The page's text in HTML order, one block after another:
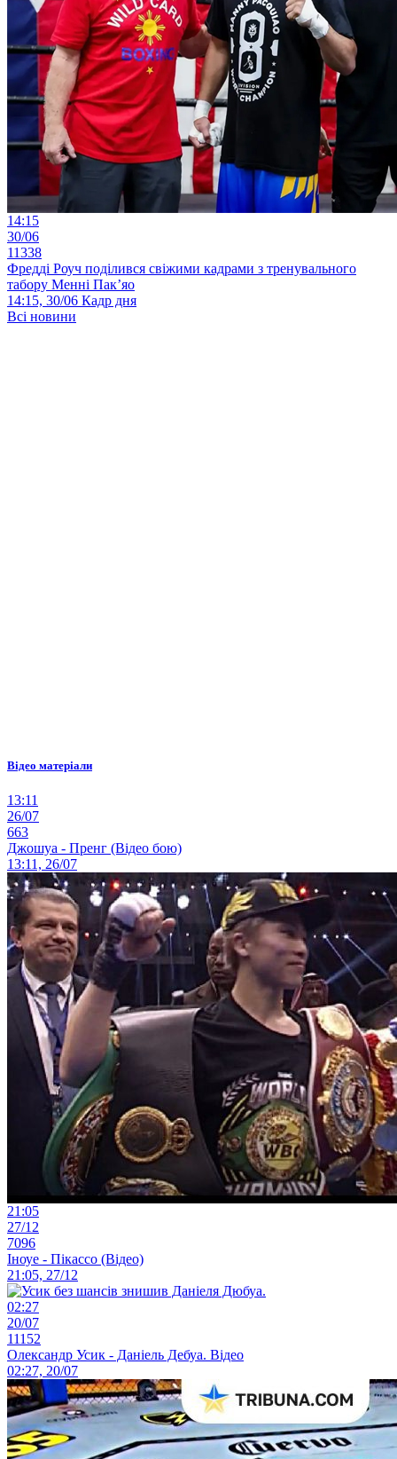
14:15
30/06
11338
Фредді Роуч поділився свіжими кадрами з тренувального
табору Менні Пак’яо
14:15, 30/06 Кадр дня
Всі новини
Відео матеріали
13:11
26/07
663
Джошуа - Пренг (Відео бою)
13:11, 26/07
21:05
27/12
7096
Іноуе - Пікассо (Відео)
21:05, 27/12
02:27
20/07
11152
Олександр Усик - Даніель Дебуа. Відео
02:27, 20/07